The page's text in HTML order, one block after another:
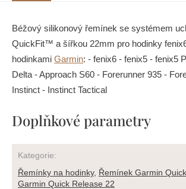
Béžový silikonový řemínek se systémem
QuickFit™ a šířkou 22mm pro hodinky
hodinkami Garmin: - fenix6 - fenix5 - fenix5
Delta - Approach S60 - Forerunner 935 -
Instinct - Instinct Tactical
Doplňkové parametry
Kategorie:
Řemínky na hodinky, Řemínek Garmin
Garmin Quick Release 22